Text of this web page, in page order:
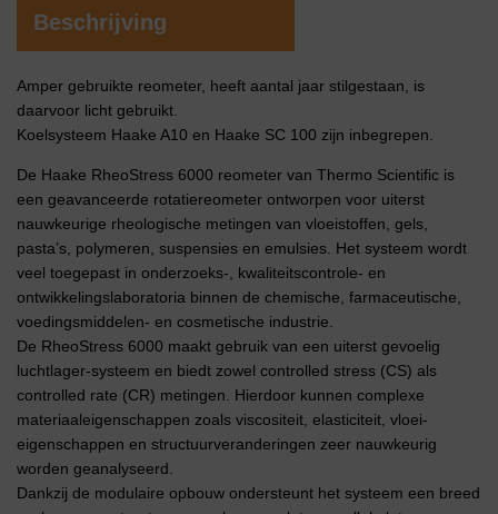
Beschrijving
Amper gebruikte reometer, heeft aantal jaar stilgestaan, is
daarvoor licht gebruikt.
Koelsysteem Haake A10 en Haake SC 100 zijn inbegrepen.
De Haake RheoStress 6000 reometer van Thermo Scientific is
een geavanceerde rotatiereometer ontworpen voor uiterst
nauwkeurige rheologische metingen van vloeistoffen, gels,
pasta’s, polymeren, suspensies en emulsies. Het systeem wordt
veel toegepast in onderzoeks-, kwaliteitscontrole- en
ontwikkelingslaboratoria binnen de chemische, farmaceutische,
voedingsmiddelen- en cosmetische industrie.
De RheoStress 6000 maakt gebruik van een uiterst gevoelig
luchtlager-systeem en biedt zowel controlled stress (CS) als
controlled rate (CR) metingen. Hierdoor kunnen complexe
materiaaleigenschappen zoals viscositeit, elasticiteit, vloei-
eigenschappen en structuurveranderingen zeer nauwkeurig
worden geanalyseerd.
Dankzij de modulaire opbouw ondersteunt het systeem een breed